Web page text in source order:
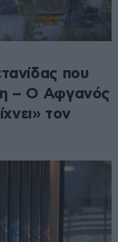
που
– Ο Αφγανός
τον